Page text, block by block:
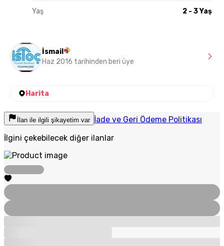
Yaş 2 - 3 Yaş
İsmail
Haz 2016 tarihinden beri üye
Harita
İlan ile ilgili şikayetim var İade ve Geri Ödeme Politikası
İlgini çekebilecek diğer ilanlar